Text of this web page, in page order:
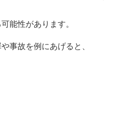
能性があります。
事故を例にあげると、